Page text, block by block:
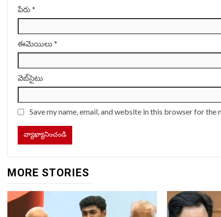
పేరు *
ఈమెయిలు *
వెబ్‌సైటు
Save my name, email, and website in this browser for the
MORE STORIES